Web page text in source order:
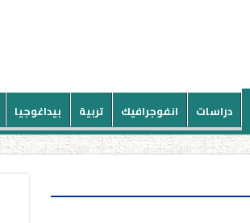
دراسات انفوجرافيك تربية بيداغوجيا